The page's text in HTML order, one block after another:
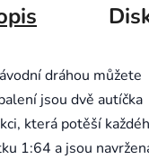
dráhou můžete
jsou dvě autíčka
která potěší
1:64 a jsou